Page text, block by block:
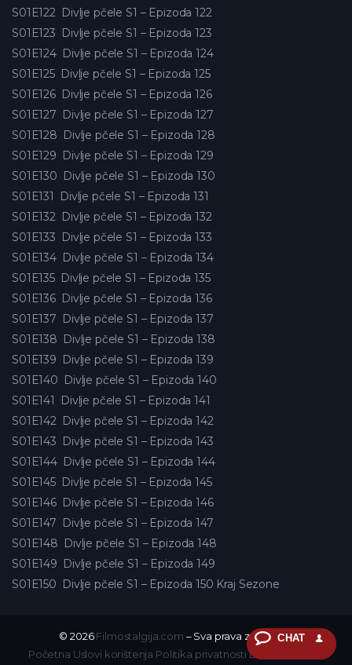
S01E122 Divlje pčele S1 – Epizoda 122
S01E123 Divlje pčele S1 – Epizoda 123
S01E124 Divlje pčele S1 – Epizoda 124
S01E125 Divlje pčele S1 – Epizoda 125
S01E126 Divlje pčele S1 – Epizoda 126
S01E127 Divlje pčele S1 – Epizoda 127
S01E128 Divlje pčele S1 – Epizoda 128
S01E129 Divlje pčele S1 – Epizoda 129
S01E130 Divlje pčele S1 – Epizoda 130
S01E131
Divlje pčele S1 – Epizoda 131
S01E132 Divlje pčele S1 – Epizoda 132
S01E133 Divlje pčele S1 – Epizoda 133
S01E134 Divlje pčele S1 – Epizoda 134
S01E135 Divlje pčele S1 – Epizoda 135
S01E136 Divlje pčele S1 – Epizoda 136
S01E137 Divlje pčele S1 – Epizoda 137
S01E138 Divlje pčele S1 – Epizoda 138
S01E139 Divlje pčele S1 – Epizoda 139
S01E140 Divlje pčele S1 – Epizoda 140
S01E141
Divlje pčele S1 – Epizoda 141
S01E142 Divlje pčele S1 – Epizoda 142
S01E143 Divlje pčele S1 – Epizoda 143
S01E144 Divlje pčele S1 – Epizoda 144
S01E145 Divlje pčele S1 – Epizoda 145
S01E146 Divlje pčele S1 – Epizoda 146
S01E147 Divlje pčele S1 – Epizoda 147
S01E148 Divlje pčele S1 – Epizoda 148
S01E149 Divlje pčele S1 – Epizoda 149
S01E150 Divlje pčele S1 – Epizoda 150 Kraj Sezone
© 2026Filmostalgija.com – Sva prava zadržana.
Početna Uslovi korištenja Politika privatnosti DMCA
CHAT